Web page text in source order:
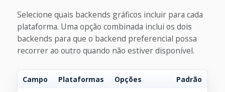
Selecione quais backends gráficos incluir para cada
plataforma. Uma opção combinada inclui os dois
backends para que o backend preferencial possa
recorrer ao outro quando não estiver disponível.
Campo Plataformas Opções Padrão